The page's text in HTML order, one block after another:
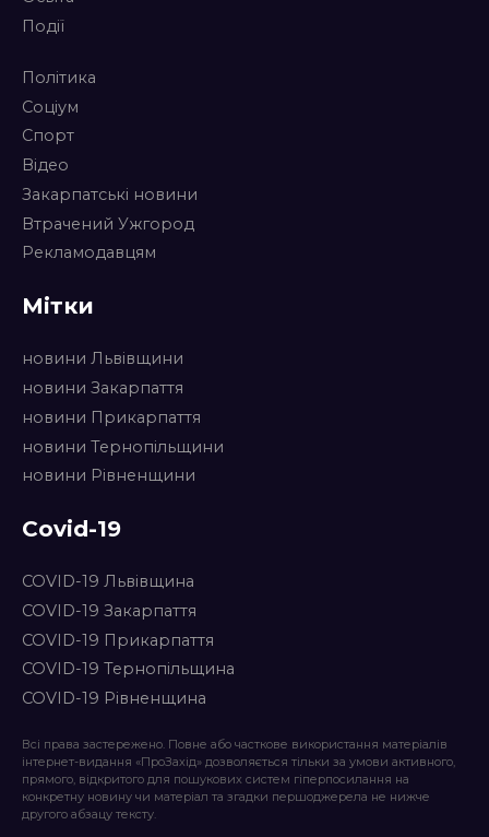
Події
Політика
Соціум
Спорт
Відео
Закарпатські новини
Втрачений Ужгород
Рекламодавцям
Мітки
новини Львівщини
новини Закарпаття
новини Прикарпаття
новини Тернопільщини
новини Рівненщини
Covid-19
COVID-19 Львівщина
COVID-19 Закарпаття
COVID-19 Прикарпаття
COVID-19 Тернопільщина
COVID-19 Рівненщина
Всі права застережено. Повне або часткове використання матеріалів
інтернет-видання «ПроЗахід» дозволяється тільки за умови активного,
прямого, відкритого для пошукових систем гіперпосилання на
конкретну новину чи матеріал та згадки першоджерела не нижче
другого абзацу тексту.